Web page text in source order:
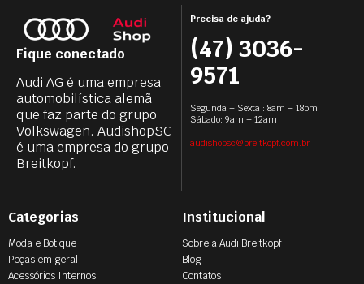
Fique conectado
Audi AG é uma empresa
automobilística alemã
que faz parte do grupo
Volkswagen. AudishopSC
é uma empresa do grupo
Breitkopf.
Precisa de ajuda?
(47) 3036-
9571
Segunda – Sexta : 8am – 18pm
Sábado: 9am – 12am
audishopsc@breitkopf.com.br
Categorias
Moda e Botique
Peças em geral
Acessórios Internos
Institucional
Sobre a Audi Breitkopf
Blog
Contatos